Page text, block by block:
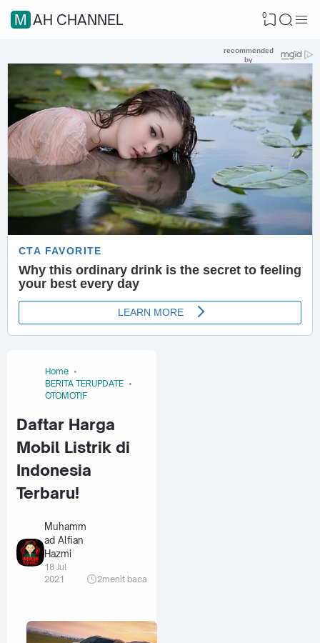
MAH CHANNEL 0
Home
BERITA TERUPDATE
OTOMOTIF
Daftar Harga
Mobil Listrik di
Indonesia
Terbaru!
Muhamm
ad Alfian
Hazmi
18 Jul
2021
2menit baca